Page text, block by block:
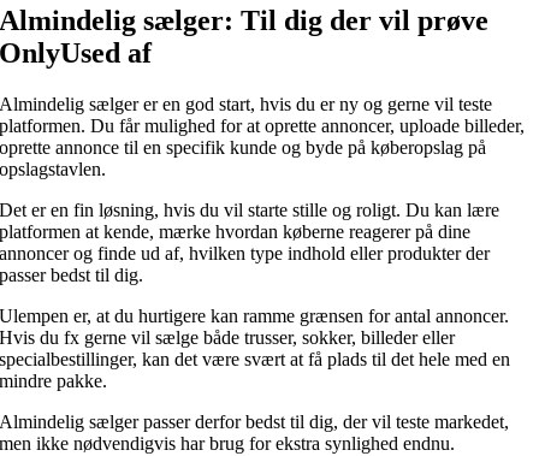
Almindelig sælger: Til dig der vil prøve
OnlyUsed af
Almindelig sælger er en god start, hvis du er ny og gerne vil teste
platformen. Du får mulighed for at oprette annoncer, uploade billeder,
oprette annonce til en specifik kunde og byde på køberopslag på
opslagstavlen.
Det er en fin løsning, hvis du vil starte stille og roligt. Du kan lære
platformen at kende, mærke hvordan køberne reagerer på dine
annoncer og finde ud af, hvilken type indhold eller produkter der
passer bedst til dig.
Ulempen er, at du hurtigere kan ramme grænsen for antal annoncer.
Hvis du fx gerne vil sælge både trusser, sokker, billeder eller
specialbestillinger, kan det være svært at få plads til det hele med en
mindre pakke.
Almindelig sælger passer derfor bedst til dig, der vil teste markedet,
men ikke nødvendigvis har brug for ekstra synlighed endnu.